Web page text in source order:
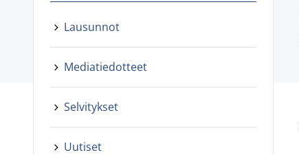
Lausunnot
Mediatiedotteet
Selvitykset
Uutiset